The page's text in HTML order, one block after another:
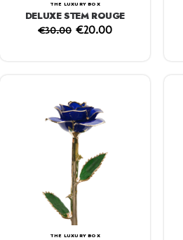
THE LUXURY BOX
DELUXE STEM ROUGE
€30.00 €20.00
THE LUXURY BOX